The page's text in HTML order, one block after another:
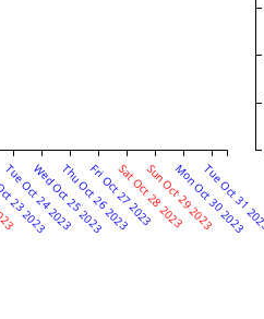
2023
Tue Oct 24 2023
Wed Oct 25 2023
Thu Oct 26 2023
Fri Oct 27 2023
Sat Oct 28 2023
Sun Oct 29 2023
Mon Oct 30 2023
Tue Oct 31 2023